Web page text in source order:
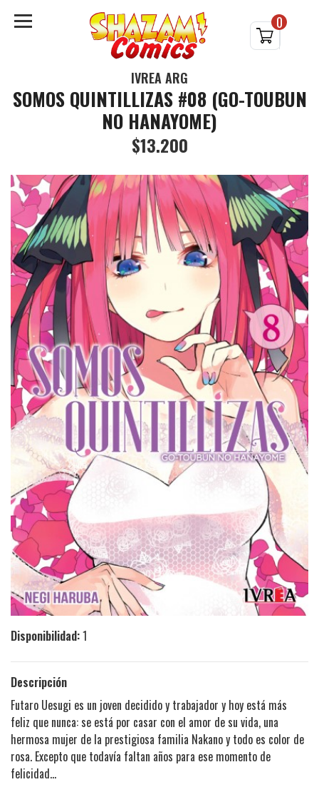
0
IVREA ARG
SOMOS QUINTILLIZAS #08 (GO-TOUBUN
NO HANAYOME)
$13.200
Disponibilidad:1
Descripción
Futaro Uesugi es un joven decidido y trabajador y hoy está más
feliz que nunca: se está por casar con el amor de su vida, una
hermosa mujer de la prestigiosa familia Nakano y todo es color de
rosa. Excepto que todavía faltan años para ese momento de
felicidad…